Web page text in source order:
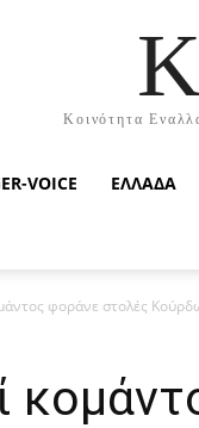
Κοινότητα
VOICE ΕΛΛΑΔΑ
φοράνε στολές